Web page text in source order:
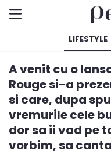
LIFESTYLE
A venit cu o
Rouge si-a
si care, dupa
vremurile cele
dor sa ii vad pe
vorbim, sa